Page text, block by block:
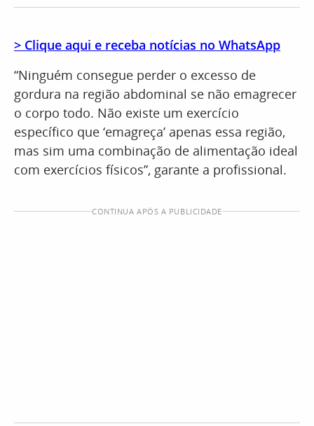
> Clique aqui e receba notícias no WhatsApp
“Ninguém consegue perder o excesso de
gordura na região abdominal se não emagrecer
o corpo todo. Não existe um exercício
específico que ‘emagreça’ apenas essa região,
mas sim uma combinação de alimentação ideal
com exercícios físicos”, garante a profissional.
CONTINUA APÓS A PUBLICIDADE